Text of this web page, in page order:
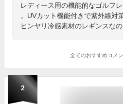
レディース用の機能的なゴルフ
。UVカット機能付きで紫外線対
ヒンヤリ冷感素材のレギンスな
全てのおすすめコメン
2